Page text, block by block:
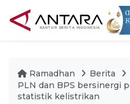
Ramadhan
Berita
PLN dan BPS bersinergi
statistik kelistrikan